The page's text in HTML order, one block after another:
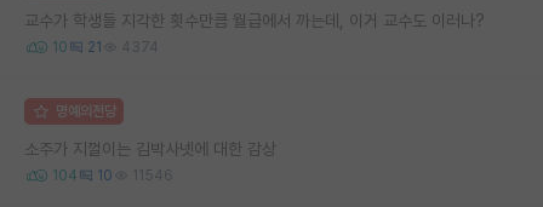
교수가 학생들 지각한 횟수만큼 월급에서 까는데, 이거 교수도 이러나?
10 21 4374
명예의전당
소주가 지껄이는 김박사넷에 대한 감상
104 10 11546